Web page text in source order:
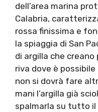
dell’area marina
Calabria,
rossa finissima e
la spiaggia di San
di argilla che
riva dove è
non si dovrà fare
mani l’argilla già
spalmarla su tutto il